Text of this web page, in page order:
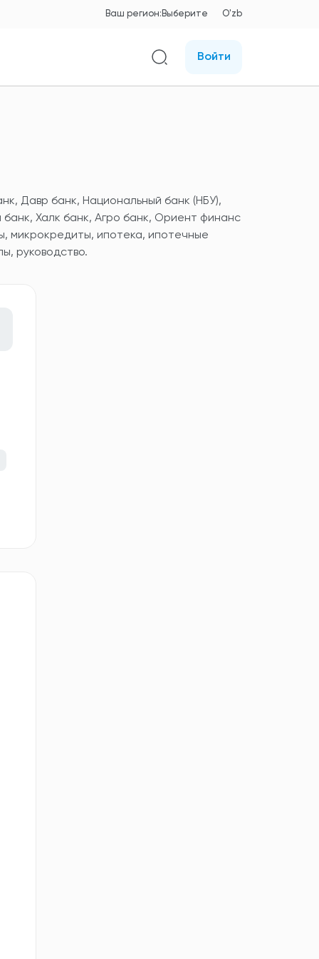
Ваш регион: Выберите O'zb
Войти
Давр банк, Национальный банк (НБУ),
Халк банк, Агро банк, Ориент финанс
микрокредиты, ипотека, ипотечные
руководство.